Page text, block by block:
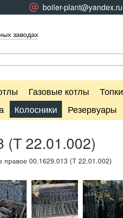
boiler-plant@yandex.ru
заводах
Газовые котлы Топки
Колосники Резервуары
(Т 22.01.002)
правое 00.1629.013 (Т 22.01.002)